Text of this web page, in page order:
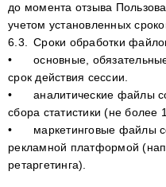
до момента отзыва
учетом установленных
6.3.
Сроки обработки
•
основные,
срок действия сессии.
•
аналитические файлы
сбора статистики (не более
•
маркетинговые файлы
рекламной платформой
ретаргетинга).